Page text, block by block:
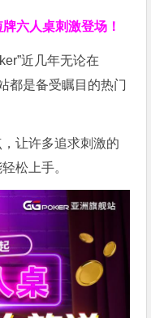
牌六人桌刺激登场！
近几年无论在
都是备受瞩目的热门
让许多追求刺激的
松上手。